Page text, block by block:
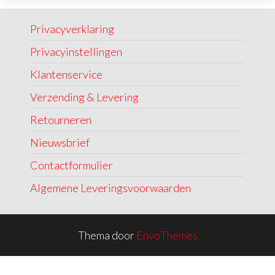
Privacyverklaring
Privacyinstellingen
Klantenservice
Verzending & Levering
Retourneren
Nieuwsbrief
Contactformulier
Algemene Leveringsvoorwaarden
Thema door EnvoThemes